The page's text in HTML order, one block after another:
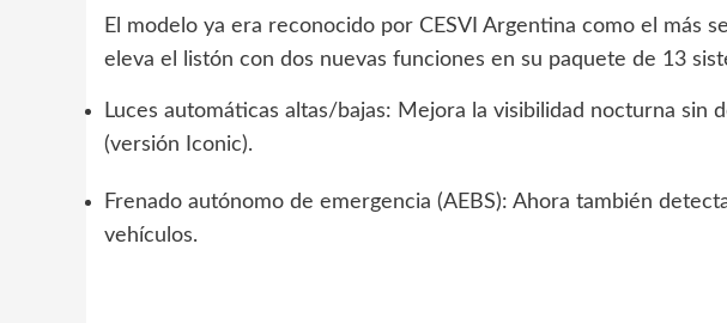
El modelo ya era reconocido por CESVI Argentina como el más
eleva el listón con dos nuevas funciones en su paquete de 13
Luces automáticas altas/bajas: Mejora la visibilidad nocturna sin
(versión Iconic).
Frenado autónomo de emergencia (AEBS): Ahora también
vehículos.